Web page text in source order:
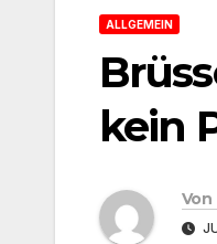
ALLGEMEIN
kein
Von